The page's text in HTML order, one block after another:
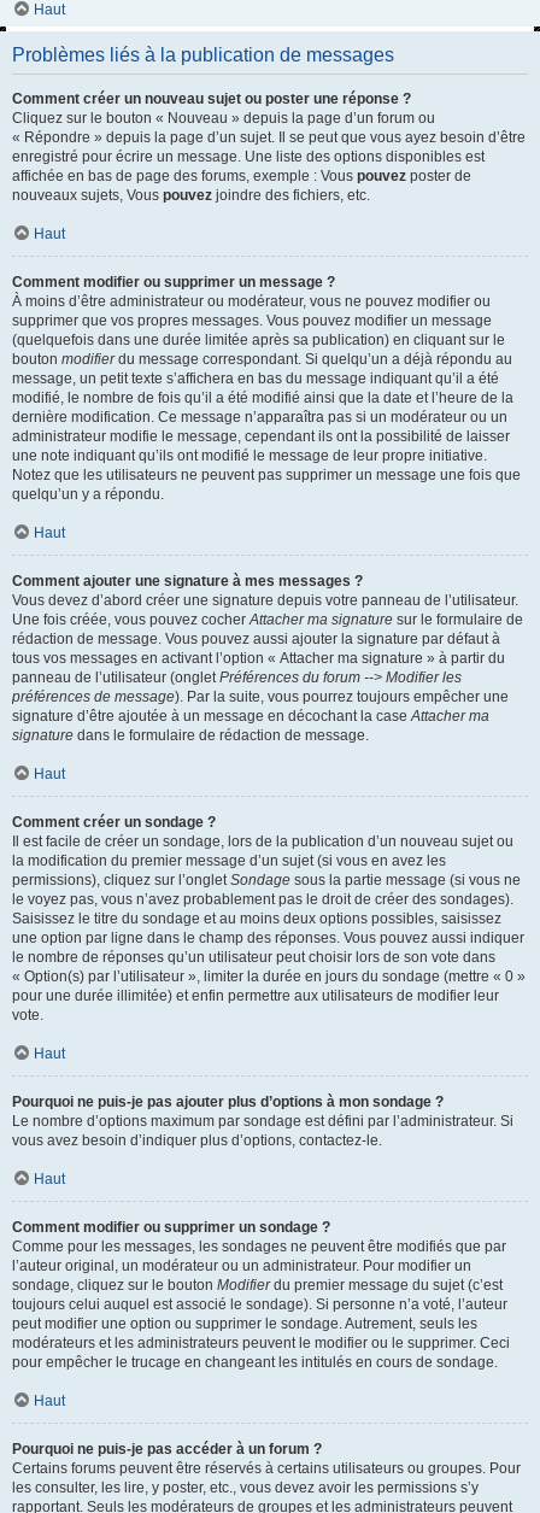
Haut
Problèmes liés à la publication de messages
Comment créer un nouveau sujet ou poster une réponse ?
Cliquez sur le bouton « Nouveau » depuis la page d’un forum ou
« Répondre » depuis la page d’un sujet. Il se peut que vous ayez besoin d’être
enregistré pour écrire un message. Une liste des options disponibles est
affichée en bas de page des forums, exemple : Vous pouvez poster de
nouveaux sujets, Vous pouvez joindre des fichiers, etc.
Haut
Comment modifier ou supprimer un message ?
À moins d’être administrateur ou modérateur, vous ne pouvez modifier ou
supprimer que vos propres messages. Vous pouvez modifier un message
(quelquefois dans une durée limitée après sa publication) en cliquant sur le
bouton modifierdu message correspondant. Si quelqu’un a déjà répondu au
message, un petit texte s’affichera en bas du message indiquant qu’il a été
modifié, le nombre de fois qu’il a été modifié ainsi que la date et l’heure de la
dernière modification. Ce message n’apparaîtra pas si un modérateur ou un
administrateur modifie le message, cependant ils ont la possibilité de laisser
une note indiquant qu’ils ont modifié le message de leur propre initiative.
Notez que les utilisateurs ne peuvent pas supprimer un message une fois que
quelqu’un y a répondu.
Haut
Comment ajouter une signature à mes messages ?
Vous devez d’abord créer une signature depuis votre panneau de l’utilisateur.
Une fois créée, vous pouvez cocherAttacher ma signature sur le formulaire de
rédaction de message. Vous pouvez aussi ajouter la signature par défaut à
tous vos messages en activant l’option « Attacher ma signature » à partir du
panneau de l’utilisateur (ongletPréférences du forum --> Modifier les
préférences de message). Par la suite, vous pourrez toujours empêcher une
signature d’être ajoutée à un message en décochant la caseAttacher ma
signature dans le formulaire de rédaction de message.
Haut
Comment créer un sondage ?
Il est facile de créer un sondage, lors de la publication d’un nouveau sujet ou
la modification du premier message d’un sujet (si vous en avez les
permissions), cliquez sur l’ongletSondage sous la partie message (si vous ne
le voyez pas, vous n’avez probablement pas le droit de créer des sondages).
Saisissez le titre du sondage et au moins deux options possibles, saisissez
une option par ligne dans le champ des réponses. Vous pouvez aussi indiquer
le nombre de réponses qu’un utilisateur peut choisir lors de son vote dans
« Option(s) par l’utilisateur », limiter la durée en jours du sondage (mettre « 0 »
pour une durée illimitée) et enfin permettre aux utilisateurs de modifier leur
vote.
Haut
Pourquoi ne puis-je pas ajouter plus d’options à mon sondage ?
Le nombre d’options maximum par sondage est défini par l’administrateur. Si
vous avez besoin d’indiquer plus d’options, contactez-le.
Haut
Comment modifier ou supprimer un sondage ?
Comme pour les messages, les sondages ne peuvent être modifiés que par
l’auteur original, un modérateur ou un administrateur. Pour modifier un
sondage, cliquez sur le bouton Modifierdu premier message du sujet (c’est
toujours celui auquel est associé le sondage). Si personne n’a voté, l’auteur
peut modifier une option ou supprimer le sondage. Autrement, seuls les
modérateurs et les administrateurs peuvent le modifier ou le supprimer. Ceci
pour empêcher le trucage en changeant les intitulés en cours de sondage.
Haut
Pourquoi ne puis-je pas accéder à un forum ?
Certains forums peuvent être réservés à certains utilisateurs ou groupes. Pour
les consulter, les lire, y poster, etc., vous devez avoir les permissions s’y
rapportant. Seuls les modérateurs de groupes et les administrateurs peuvent